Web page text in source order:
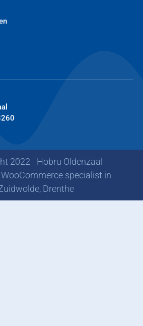
2022 - Hobru Oldenzaal
WooCommerce specialist in
Drenthe